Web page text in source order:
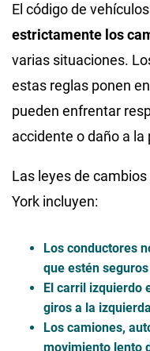
El código de
estrictamente los
varias situaciones.
estas reglas ponen
pueden enfrentar
accidente o daño a
Las leyes de
York incluyen:
Los conductores
que estén
El carril izquierdo
giros a la
Los camiones,
movimiento lento